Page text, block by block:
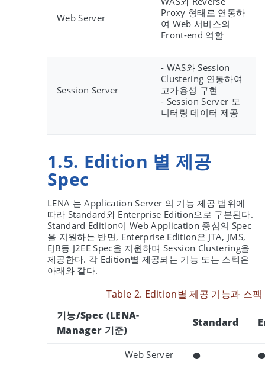
Web Server
Proxy 형태로 연동하
여 Web 서비스의
Front-end 역할
Session Server
- WAS와 Session
Clustering 연동하여
고가용성 구현
- Session Server 모
니터링 데이터 제공
1.5. Edition 별 제공
Spec
LENA 는 Application Server 의 기능 제공 범위에
따라 Standard와 Enterprise Edition으로 구분된다.
Standard Edition이 Web Application 중심의 Spec
을 지원하는 반면, Enterprise Edition은 JTA, JMS,
EJB등 J2EE Spec을 지원하며 Session Clustering을
제공한다. 각 Edition별 제공되는 기능 또는 스펙은
아래와 같다.
Table 2. Edition별 제공 기능과 스펙
기능/Spec (LENA-
Manager 기준)
Standard
Web Server ●